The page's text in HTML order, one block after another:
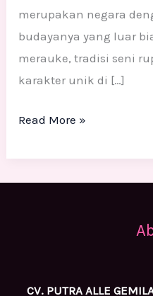
merupakan negara
budayanya yang luar
merauke, tradisi seni
karakter unik di […]
Read More »
CV. PUTRA ALLE